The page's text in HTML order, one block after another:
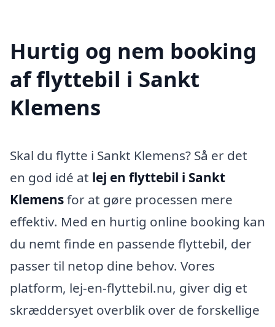
Hurtig og nem booking
af flyttebil i Sankt
Klemens
Skal du flytte i Sankt Klemens? Så er det
en god idé at lej en flyttebil i Sankt
Klemensfor at gøre processen mere
effektiv. Med en hurtig online booking kan
du nemt finde en passende flyttebil, der
passer til netop dine behov. Vores
platform, lej-en-flyttebil.nu, giver dig et
skræddersyet overblik over de forskellige